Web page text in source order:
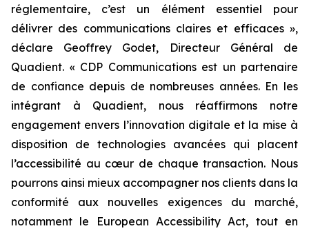
réglementaire, c’est un élément essentiel pour
délivrer des communications claires et efficaces »,
déclare Geoffrey Godet, Directeur Général de
Quadient. « CDP Communications est un partenaire
de confiance depuis de nombreuses années. En les
intégrant à Quadient, nous réaffirmons notre
engagement envers l’innovation digitale et la mise à
disposition de technologies avancées qui placent
l’accessibilité au cœur de chaque transaction. Nous
pourrons ainsi mieux accompagner nos clients dans la
conformité aux nouvelles exigences du marché,
notamment le European Accessibility Act, tout en